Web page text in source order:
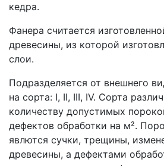
кедра.
Фанера считается
древесины, из которой
слои.
Подразделяется от внешнего
на сорта: I, II, III, IV. Сорта
количеству допустимых
дефектов обработки на м².
явлются сучки, трещины,
древесины, а дефектами